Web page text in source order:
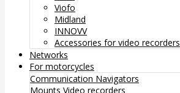
Viofo
Midland
INNOVV
Accessories for video recorders
Networks
For motorcycles
Communication Navigators
Mounts Video recorders